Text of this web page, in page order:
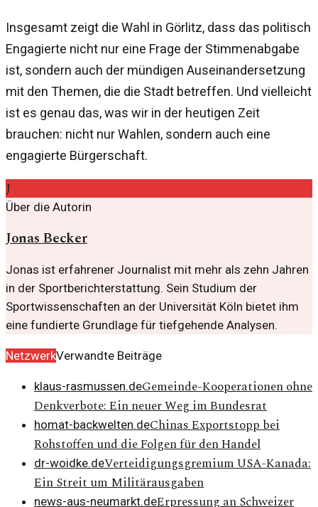
Insgesamt zeigt die Wahl in Görlitz, dass das politisch
Engagierte nicht nur eine Frage der Stimmenabgabe
ist, sondern auch der mündigen Auseinandersetzung
mit den Themen, die die Stadt betreffen. Und vielleicht
ist es genau das, was wir in der heutigen Zeit
brauchen: nicht nur Wahlen, sondern auch eine
engagierte Bürgerschaft.
J
Über die Autorin
Jonas Becker
Jonas ist erfahrener Journalist mit mehr als zehn Jahren
in der Sportberichterstattung. Sein Studium der
Sportwissenschaften an der Universität Köln bietet ihm
eine fundierte Grundlage für tiefgehende Analysen.
NetzwerkVerwandte Beiträge
klaus-rasmussen.deGemeinde-Kooperationen ohne
Denkverbote: Ein neuer Weg im Bundesrat
homat-backwelten.deChinas Exportstopp bei
Rohstoffen und die Folgen für den Handel
dr-woidke.deVerteidigungsgremium USA-Kanada:
Ein Streit um Militärausgaben
news-aus-neumarkt.deErpressung an Schweizer